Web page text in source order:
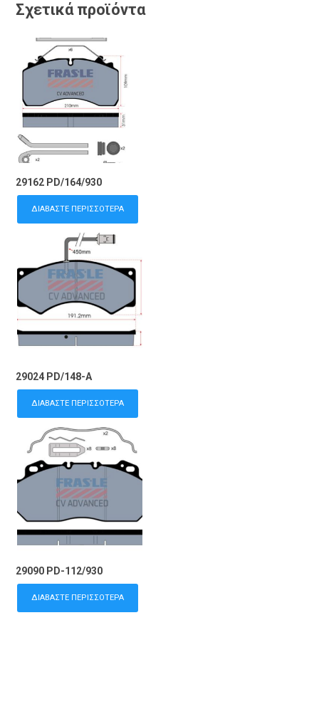
Σχετικά προϊόντα
29162 PD/164/930
ΔΙΑΒΆΣΤΕ ΠΕΡΙΣΣΌΤΕΡΑ
29024 PD/148-A
ΔΙΑΒΆΣΤΕ ΠΕΡΙΣΣΌΤΕΡΑ
29090 PD-112/930
ΔΙΑΒΆΣΤΕ ΠΕΡΙΣΣΌΤΕΡΑ